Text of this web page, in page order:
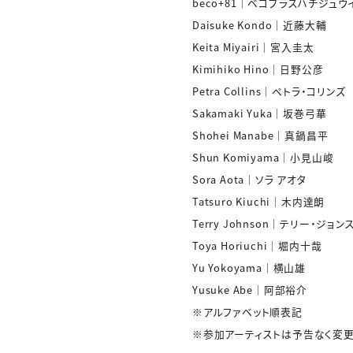
Daisuke Kondo｜近藤大輔
Keita Miyairi｜宮入圭太
Kimihiko Hino｜日野公彦
Petra Collins｜ペトラ・コリンズ
Sakamaki Yuka｜坂巻弓華
Shohei Manabe｜真鍋昌平
Shun Komiyama｜小見山峻
Sora Aota｜ソラ アオタ
Tatsuro Kiuchi｜木内達朗
Terry Johnson｜テリー・ジョン
Toya Horiuchi｜堀内十哉
Yu Yokoyama｜横山雄
Yusuke Abe｜阿部裕介
※アルファベット順表記
※参加アーティストは予告なく変